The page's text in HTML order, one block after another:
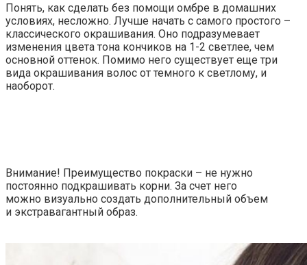
Понять, как сделать без помощи омбре в домашних
условиях, несложно. Лучше начать с самого простого –
классического окрашивания. Оно подразумевает
изменения цвета тона кончиков на 1-2 светлее, чем
основной оттенок. Помимо него существует еще три
вида окрашивания волос от темного к светлому, и
наоборот.
Внимание! Преимущество покраски – не нужно
постоянно подкрашивать корни. За счет него
можно визуально создать дополнительный объем
и экстравагантный образ.